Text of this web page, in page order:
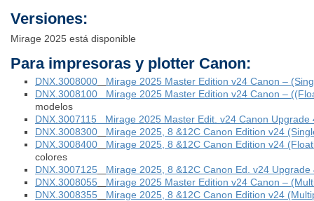
Versiones:
Mirage 2025 está disponible
Para impresoras y plotter Canon:
DNX.3008000
Mirage 2025 Master Edition v24 Canon –
DNX.3008100 Mirage 2025 Master Edition v24 Canon –
modelos
DNX.3007115
Mirage 2025 Master Edit. v24 Canon Upgrade
DNX.3008300
Mirage 2025, 8 &12C Canon Edition v24
DNX.3008400
Mirage 2025, 8 &12C Canon Edition v24
colores
DNX.3007125
Mirage 2025, 8 &12C Canon Ed. v24 Upgrade
DNX.3008055
Mirage 2025 Master Edition v24 Canon –
DNX.3008355
Mirage 2025, 8 &12C Canon Edition v24